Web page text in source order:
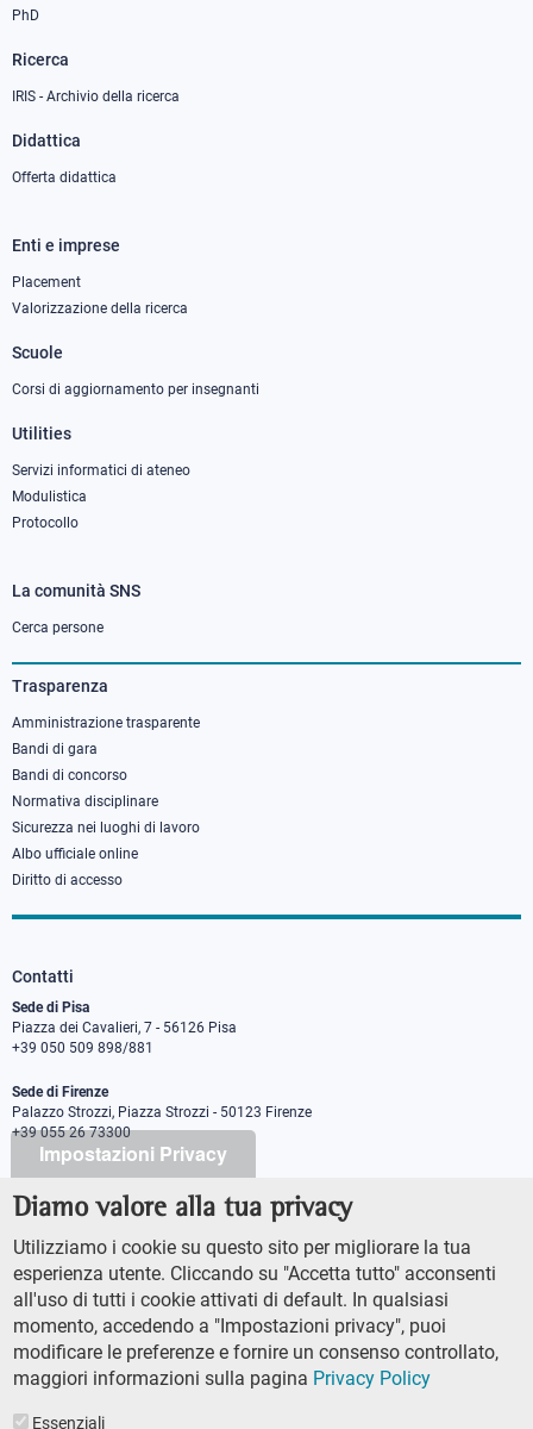
Impostazioni Privacy
Diamo valore alla tua privacy
Utilizziamo i cookie su questo sito per migliorare la tua
esperienza utente. Cliccando su "Accetta tutto" acconsenti
all'uso di tutti i cookie attivati di default. In qualsiasi
momento, accedendo a "Impostazioni privacy", puoi
modificare le preferenze e fornire un consenso controllato,
maggiori informazioni sulla pagina Privacy Policy
Essenziali
PhD
Ricerca
IRIS - Archivio della ricerca
Didattica
Offerta didattica
Footer
column
Enti e imprese
Placement
Valorizzazione della ricerca
Scuole
Corsi di aggiornamento per insegnanti
Utilities
Servizi informatici di ateneo
Modulistica
Protocollo
Footer
column
3
La comunità SNS
Cerca persone
Trasparenza
Amministrazione trasparente
Bandi di gara
Bandi di concorso
Normativa disciplinare
Sicurezza nei luoghi di lavoro
Albo ufficiale online
Diritto di accesso
Contatti
Sede di Pisa
Piazza dei Cavalieri, 7 - 56126 Pisa
+39 050 509 898/881
Sede di Firenze
Palazzo Strozzi, Piazza Strozzi - 50123 Firenze
+39 055 26 73300
PEC protocollo@pec.sns.it
Codice Fiscale 8000 5050507
Ufficio comunicazione
Addetto stampa
URP - Ufficio relazioni con il pubblico